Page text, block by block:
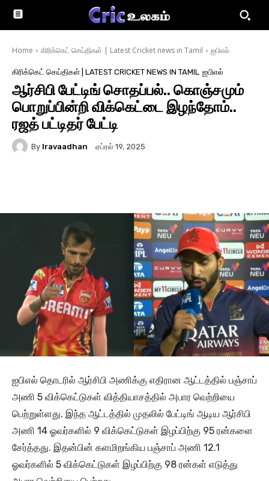
Home கிரிக்கெட் செய்திகள் | Latest Cricket news in Tamil ஐபிஎல்
கிரிக்கெட் செய்திகள் | LATEST CRICKET NEWS IN TAMIL ஐபிஎல்
ஆர்சிபி பேட்டிங் சொதப்பல்.. கொஞ்சமும்
பொறுப்பின்றி விக்கெட்டை இழந்தோம்..
ரஜத் பட்டிதர் பேட்டி
By Iravaadhan ஏப்ரல் 19, 2025
ஐபிஎல் தொடரில் ஆர்சிபி அணிக்கு எதிரான ஆட்டத்தில் பஞ்சாப்
அணி 5 விக்கெட்டுகள் வித்தியாசத்தில் அபார வெற்றியை
பெற்றுள்ளது. இந்த ஆட்டத்தில் முதலில் பேட்டிங் ஆடிய ஆர்சிபி
அணி 14 ஓவர்களில் 9 விக்கெட்டுகள் இழப்பிற்கு 95 ரன்களை
சேர்த்தது. இதன்பின் களமிறங்கிய பஞ்சாப் அணி 12.1
ஓவர்களில் 5 விக்கெட்டுகள் இழப்பிற்கு 98 ரன்கள் எடுத்து